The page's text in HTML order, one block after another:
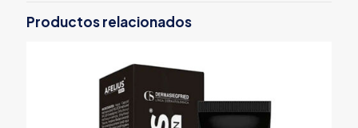
Productos relacionados